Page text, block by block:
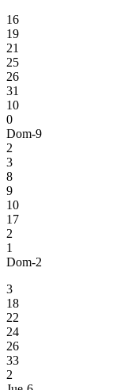
16
19
21
25
26
31
10
0
Dom-9
2
3
8
9
10
17
2
1
Dom-2
3
18
22
24
26
33
2